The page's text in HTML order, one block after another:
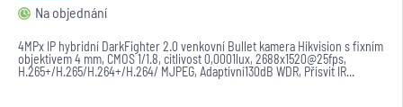
Na objednání
4MPx IP hybridní DarkFighter 2.0 venkovní Bullet kamera Hikvision s fixním
objektivem 4 mm, CMOS 1/1.8, citlivost 0,0001lux, 2688x1520@25fps,
H.265+/H.265/H.264+/H.264/ MJPEG, Adaptivní130dB WDR, Přísvit IR...